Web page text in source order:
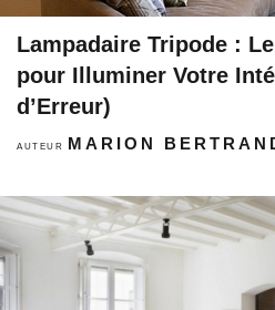
Lampadaire Tripode :
pour Illuminer Votre
d’Erreur)
AUTEUR MARION